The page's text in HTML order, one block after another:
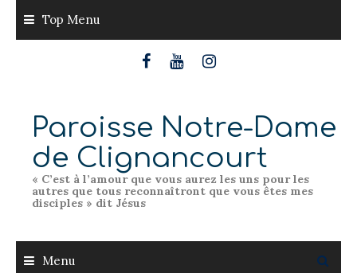
content
Top Menu
Paroisse Notre-Dame
de Clignancourt
« C’est à l’amour que vous aurez les uns pour les
autres que tous reconnaîtront que vous êtes mes
disciples » dit Jésus
Menu